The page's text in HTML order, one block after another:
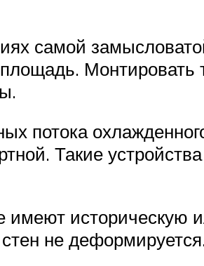
самой
Монтировать
потока
Такие
историческую
не